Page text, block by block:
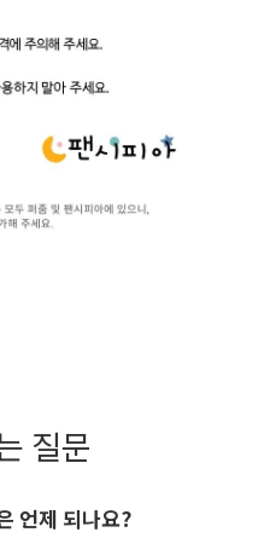
질문
언제 되나요?